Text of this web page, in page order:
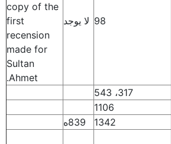
98 لا يوجد
copy of the
first
recension
made for
Sultan
Ahmet.
317، 543
1106
1342
839ه